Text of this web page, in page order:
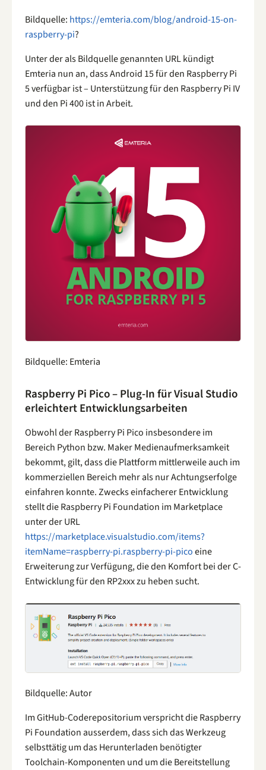
Bildquelle: https://emteria.com/blog/android-15-on-
raspberry-pi?
Unter der als Bildquelle genannten URL kündigt
Emteria nun an, dass Android 15 für den Raspberry Pi
5 verfügbar ist – Unterstützung für den Raspberry Pi IV
und den Pi 400 ist in Arbeit.
Bildquelle: Emteria
Raspberry Pi Pico – Plug-In für Visual Studio
erleichtert Entwicklungsarbeiten
Obwohl der Raspberry Pi Pico insbesondere im
Bereich Python bzw. Maker Medienaufmerksamkeit
bekommt, gilt, dass die Plattform mittlerweile auch im
kommerziellen Bereich mehr als nur Achtungserfolge
einfahren konnte. Zwecks einfacherer Entwicklung
stellt die Raspberry Pi Foundation im Marketplace
unter der URL
https://marketplace.visualstudio.com/items?
itemName=raspberry-pi.raspberry-pi-picoeine
Erweiterung zur Verfügung, die den Komfort bei der C-
Entwicklung für den RP2xxx zu heben sucht.
Bildquelle: Autor
Im GitHub-Coderepositorium verspricht die Raspberry
Pi Foundation ausserdem, dass sich das Werkzeug
selbsttätig um das Herunterladen benötigter
Toolchain-Komponenten und um die Bereitstellung